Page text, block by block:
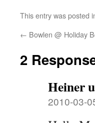
This entry was posted
← Bowlen @ Holiday
2
Heiner
2010-03-